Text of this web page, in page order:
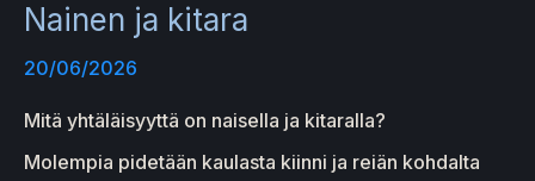
Nainen ja kitara
20/06/2026
Mitä yhtäläisyyttä on naisella ja kitaralla?
Molempia pidetään kaulasta kiinni ja reiän kohdalta